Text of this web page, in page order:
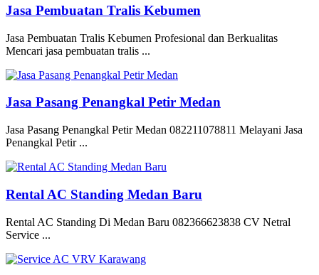
Jasa Pembuatan Tralis Kebumen
Jasa Pembuatan Tralis Kebumen Profesional dan Berkualitas
Mencari jasa pembuatan tralis ...
Jasa Pasang Penangkal Petir Medan
Jasa Pasang Penangkal Petir Medan 082211078811 Melayani Jasa
Penangkal Petir ...
Rental AC Standing Medan Baru
Rental AC Standing Di Medan Baru 082366623838 CV Netral
Service ...